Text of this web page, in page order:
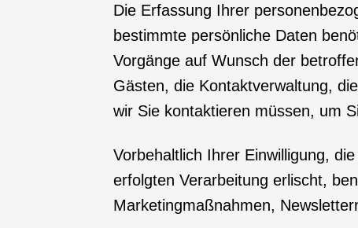
Die Erfassung Ihrer
bestimmte persönliche Daten
Vorgänge auf Wunsch der
Gästen, die Kontaktverwaltung,
wir Sie kontaktieren müssen, um
Vorbehaltlich Ihrer Einwilligung,
erfolgten Verarbeitung erlischt,
Marketingmaßnahmen,